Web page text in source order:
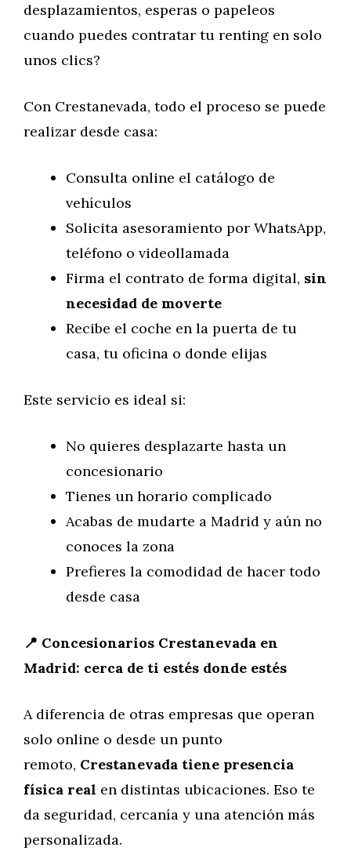
desplazamientos, esperas o papeleos
cuando puedes contratar tu renting en solo
unos clics?
Con Crestanevada, todo el proceso se puede
realizar desde casa:
Consulta online el catálogo de
vehículos
Solicita asesoramiento por WhatsApp,
teléfono o videollamada
Firma el contrato de forma digital, sin
necesidad de moverte
Recibe el coche en la puerta de tu
casa, tu oficina o donde elijas
Este servicio es ideal si:
No quieres desplazarte hasta un
concesionario
Tienes un horario complicado
Acabas de mudarte a Madrid y aún no
conoces la zona
Prefieres la comodidad de hacer todo
desde casa
📍 Concesionarios Crestanevada en
Madrid: cerca de ti estés donde estés
A diferencia de otras empresas que operan
solo online o desde un punto
remoto, Crestanevada tiene presencia
física real en distintas ubicaciones. Eso te
da seguridad, cercanía y una atención más
personalizada.